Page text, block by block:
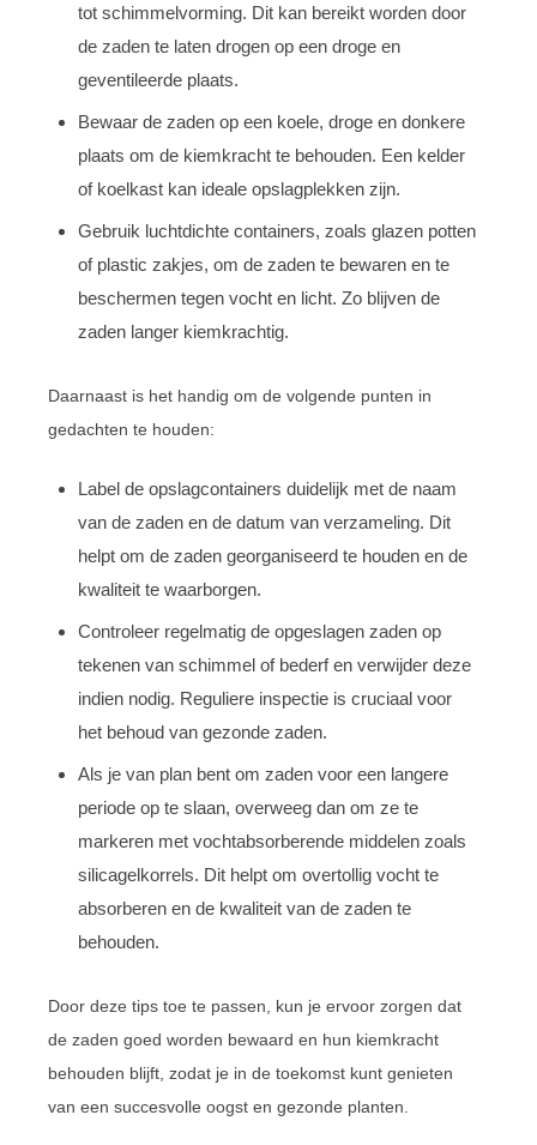
tot schimmelvorming. Dit kan bereikt worden door
de zaden te laten drogen op een droge en
geventileerde plaats.
Bewaar de zaden op een koele, droge en donkere
plaats om de kiemkracht te behouden. Een kelder
of koelkast kan ideale opslagplekken zijn.
Gebruik luchtdichte containers, zoals glazen potten
of plastic zakjes, om de zaden te bewaren en te
beschermen tegen vocht en licht. Zo blijven de
zaden langer kiemkrachtig.
Daarnaast is het handig om de volgende punten in
gedachten te houden:
Label de opslagcontainers duidelijk met de naam
van de zaden en de datum van verzameling. Dit
helpt om de zaden georganiseerd te houden en de
kwaliteit te waarborgen.
Controleer regelmatig de opgeslagen zaden op
tekenen van schimmel of bederf en verwijder deze
indien nodig. Reguliere inspectie is cruciaal voor
het behoud van gezonde zaden.
Als je van plan bent om zaden voor een langere
periode op te slaan, overweeg dan om ze te
markeren met vochtabsorberende middelen zoals
silicagelkorrels. Dit helpt om overtollig vocht te
absorberen en de kwaliteit van de zaden te
behouden.
Door deze tips toe te passen, kun je ervoor zorgen dat
de zaden goed worden bewaard en hun kiemkracht
behouden blijft, zodat je in de toekomst kunt genieten
van een succesvolle oogst en gezonde planten.